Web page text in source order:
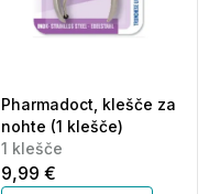
Pharmadoct, klešče za
nohte (1 klešče)
1 klešče
9,99 €